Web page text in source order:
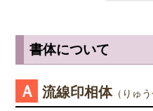
小さ目の10.5ミリが無難かもし
すめです。
※実印・銀行印・認印の表記は
ますが、銀行印をご注文された
が書いてあるのか読めるほうが
出すならテンショ体、味わい深
姓または名で、漢字1文字のお
書体について
Ａ 流線印相体（りゅう